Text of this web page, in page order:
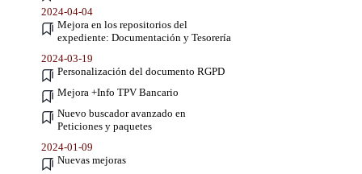
2024-04-04
Mejora en los repositorios del
expediente: Documentación y Tesorería
2024-03-19
Personalización del documento RGPD
Mejora +Info TPV Bancario
Nuevo buscador avanzado en
Peticiones y paquetes
2024-01-09
Nuevas mejoras